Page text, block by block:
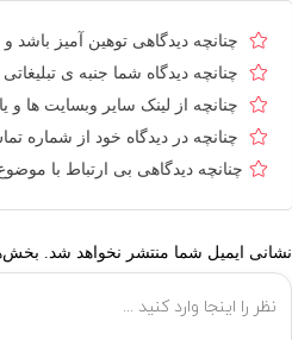
چنانچه دیدگاهی توهین آمیز باشد
چنانچه دیدگاه شما جنبه ی
چنانچه از لینک سایر وبسایت ها و
چنانچه در دیدگاه خود از شماره
چنانچه دیدگاهی بی ارتباط با
نشانی ایمیل شما منتشر نخواهد شد.